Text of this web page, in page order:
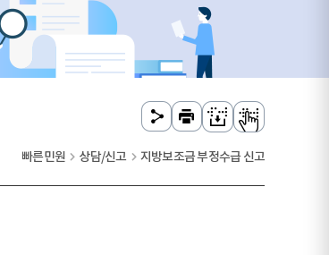
빠른민원 상담/신고 지방보조금 부정수급 신고